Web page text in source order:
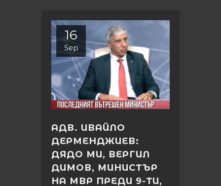
16
Sep
АДВ. ИВАЙЛО
ДЕРМЕНДЖИЕВ:
ДЯДО МИ, ВЕРГИЛ
ДИМОВ, МИНИСТЪР
НА МВР ПРЕДИ 9-ТИ,